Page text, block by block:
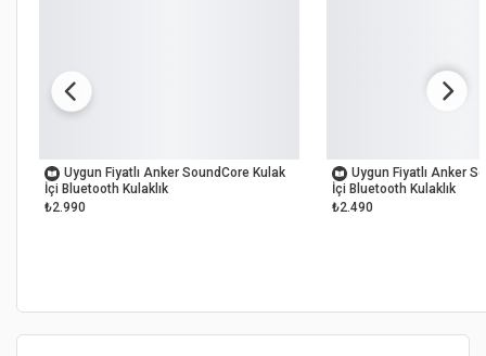
Uygun Fiyatlı Anker SoundCore Kulak
İçi Bluetooth Kulaklık
₺2.990
Uygun Fiyatlı Anker
İçi Bluetooth Kulaklık
₺2.490